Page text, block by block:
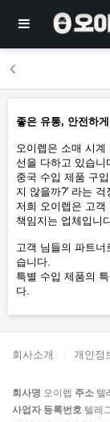
좋은 유통, 안전하
오이렙은 소매 시
선을 다하고 있습니
중국 수입 제품 구
지 않을까?' 라는 걱
저희 오이렙은 고
책임지는 업체입니
고객 님들의 파트
습니다.
특별 수입 제품의
다.
회사소개 개인정
회사명 오이렙 주소 텔
사업자 등록번호 텔레